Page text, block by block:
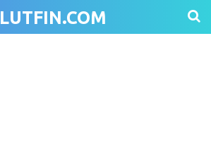
LUTFIN.COM